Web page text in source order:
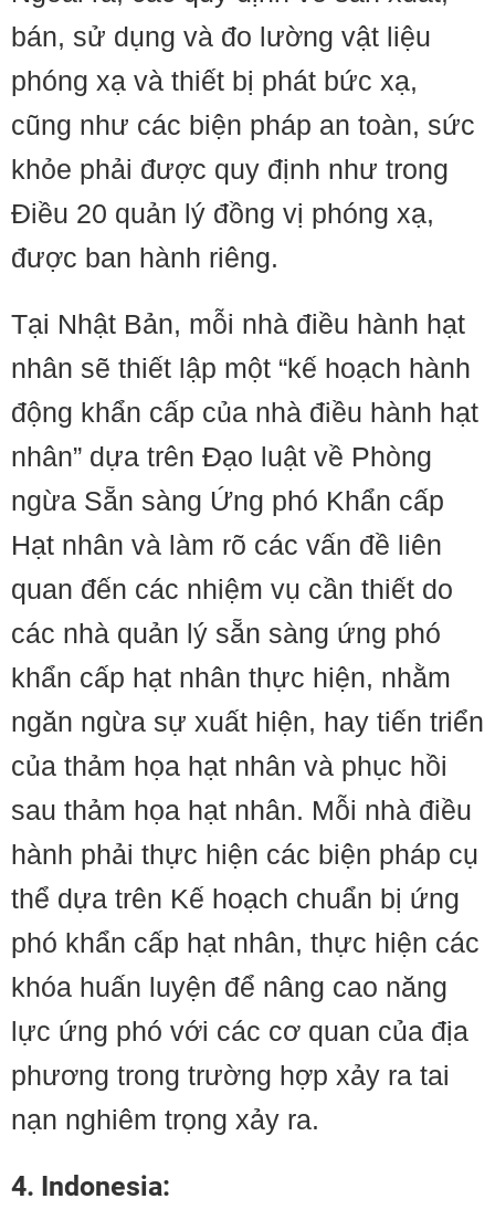
bán, sử dụng và đo lường vật liệu
phóng xạ và thiết bị phát bức xạ,
cũng như các biện pháp an toàn, sức
khỏe phải được quy định như trong
Điều 20 quản lý đồng vị phóng xạ,
được ban hành riêng.
Tại Nhật Bản, mỗi nhà điều hành hạt
nhân sẽ thiết lập một “kế hoạch hành
động khẩn cấp của nhà điều hành hạt
nhân” dựa trên Đạo luật về Phòng
ngừa Sẵn sàng Ứng phó Khẩn cấp
Hạt nhân và làm rõ các vấn đề liên
quan đến các nhiệm vụ cần thiết do
các nhà quản lý sẵn sàng ứng phó
khẩn cấp hạt nhân thực hiện, nhằm
ngăn ngừa sự xuất hiện, hay tiến triển
của thảm họa hạt nhân và phục hồi
sau thảm họa hạt nhân. Mỗi nhà điều
hành phải thực hiện các biện pháp cụ
thể dựa trên Kế hoạch chuẩn bị ứng
phó khẩn cấp hạt nhân, thực hiện các
khóa huấn luyện để nâng cao năng
lực ứng phó với các cơ quan của địa
phương trong trường hợp xảy ra tai
nạn nghiêm trọng xảy ra.
4. Indonesia: